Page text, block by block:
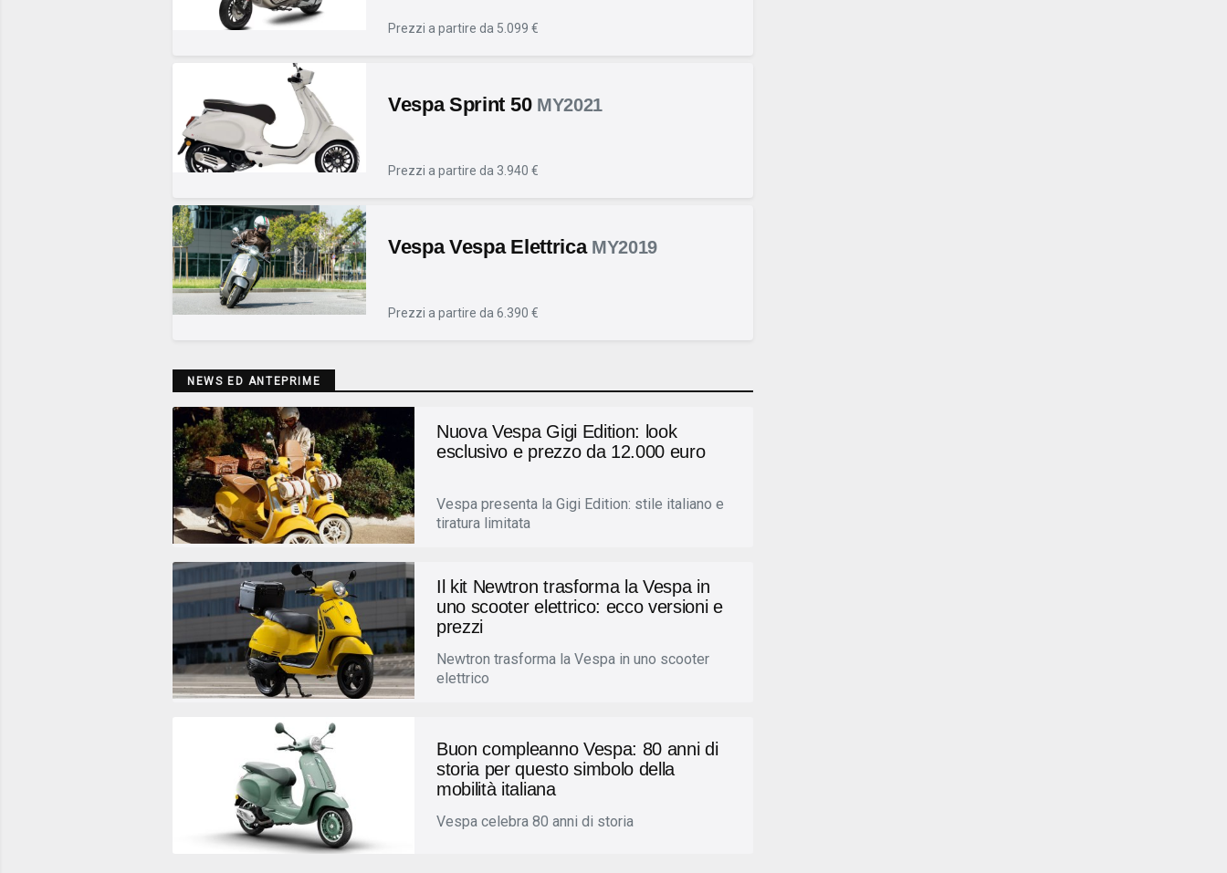
Prezzi a partire da 5.099 €
Vespa Sprint 50 MY2021
Prezzi a partire da 3.940 €
Vespa Vespa Elettrica MY2019
Prezzi a partire da 6.390 €
NEWS ED ANTEPRIME
Nuova Vespa Gigi Edition: look
esclusivo e prezzo da 12.000 euro
Vespa presenta la Gigi Edition: stile italiano e
tiratura limitata
Il kit Newtron trasforma la Vespa in
uno scooter elettrico: ecco versioni e
prezzi
Newtron trasforma la Vespa in uno scooter
elettrico
Buon compleanno Vespa: 80 anni di
storia per questo simbolo della
mobilità italiana
Vespa celebra 80 anni di storia